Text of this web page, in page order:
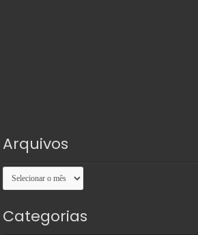
Arquivos
Arquivos
Categorias